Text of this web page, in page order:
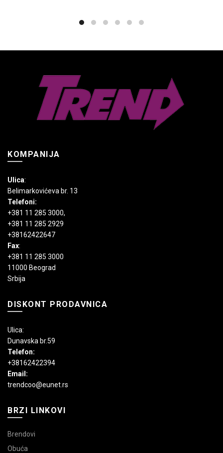
varijanti.
na
stranici
proizvoda.
KOMPANIJA
Ulica:
Belimarkovićeva br. 13
Telefoni:
+381 11 285 3000,
+381 11 285 2929
+38162422647
Fax:
+381 11 285 3000
11000 Beograd
Srbija
DISKONT PRODAVNICA
Ulica:
Dunavska br.59
Telefon:
+38162422394
Email:
trendcoo@eunet.rs
BRZI LINKOVI
Brendovi
Obuća